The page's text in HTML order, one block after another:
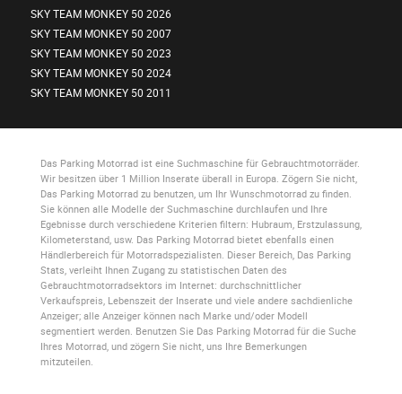
SKY TEAM MONKEY 50 2026
SKY TEAM MONKEY 50 2007
SKY TEAM MONKEY 50 2023
SKY TEAM MONKEY 50 2024
SKY TEAM MONKEY 50 2011
Das Parking Motorradist eine Suchmaschine für Gebrauchtmotorräder.
Wir besitzen über 1 Million Inserate überall in Europa. Zögern Sie nicht,
Das Parking Motorradzu benutzen, um Ihr Wunschmotorrad zu finden.
Sie können alle Modelle der Suchmaschine durchlaufen und Ihre
Egebnisse durch verschiedene Kriterien filtern: Hubraum, Erstzulassung,
Kilometerstand, usw. Das Parking Motorradbietet ebenfalls einen
Händlerbereich für Motorradspezialisten. Dieser Bereich, Das Parking
Stats, verleiht Ihnen Zugang zu statistischen Daten des
Gebrauchtmotorradsektors im Internet: durchschnittlicher
Verkaufspreis, Lebenszeit der Inserate und viele andere sachdienliche
Anzeiger; alle Anzeiger können nach Marke und/oder Modell
segmentiert werden. Benutzen Sie Das Parking Motorradfür die Suche
Ihres Motorrad, und zögern Sie nicht, uns Ihre Bemerkungen
mitzuteilen.